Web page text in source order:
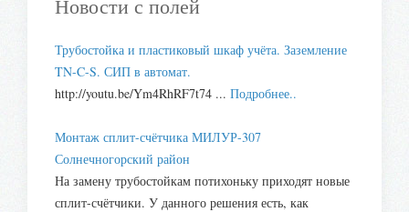
Новости с полей
Трубостойка и пластиковый шкаф учёта. Заземление
TN-C-S. СИП в автомат.
http://youtu.be/Ym4RhRF7t74 ... Подробнее..
Монтаж сплит-счётчика МИЛУР-307
Солнечногорский район
На замену трубостойкам потихоньку приходят новые
сплит-счётчики. У данного решения есть, как